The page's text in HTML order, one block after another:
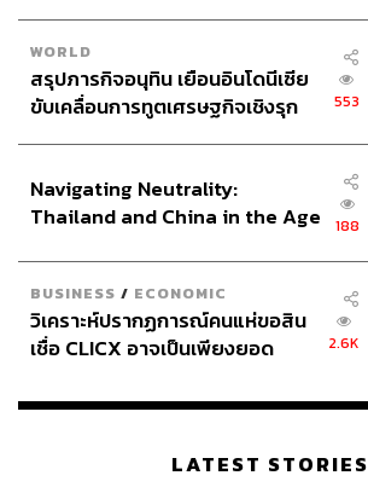
WORLD
สรุปภารกิจอนุทิน เยือนอินโดนีเซีย
ขับเคลื่อนการทูตเศรษฐกิจเชิงรุก
553
Navigating Neutrality:
Thailand and China in the Age
188
BUSINESS / ECONOMIC
วิเคราะห์ปรากฏการณ์คนแห่ขอสิน
เชื่อ CLICX อาจเป็นเพียงยอด
เรือนไทยที่ถูกซุกไว้
2.6K
LATEST STORIES